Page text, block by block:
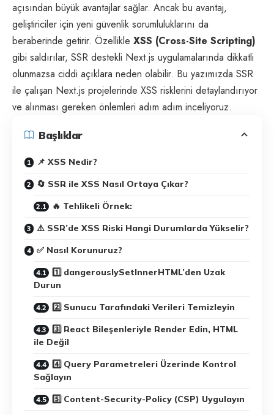
açısından büyük avantajlar sağlar. Ancak bu avantaj,
geliştiriciler için yeni güvenlik sorumluluklarını da
beraberinde getirir. Özellikle XSS (Cross-Site Scripting)
gibi saldırılar, SSR destekli Next.js uygulamalarında dikkatli
olunmazsa ciddi açıklara neden olabilir. Bu yazımızda SSR
ile çalışan Next.js projelerinde XSS risklerini detaylandırıyor
ve alınması gereken önlemleri adım adım inceliyoruz.
Başlıklar
📌 XSS Nedir?
🔄 SSR ile XSS Nasıl Ortaya Çıkar?
🔥 Tehlikeli Örnek:
⚠️ SSR’de XSS Riski Hangi Durumlarda Yükselir?
✅ Nasıl Korunuruz?
1️⃣ dangerouslySetInnerHTML’den Uzak
Durun
2️⃣ Sunucu Tarafındaki Verileri Temizleyin
3️⃣ React Bileşenleriyle Render Edin, HTML
ile Değil
4️⃣ Query Parametreleri Üzerinde Kontrol
Sağlayın
5️⃣ Content-Security-Policy (CSP) Uygulayın